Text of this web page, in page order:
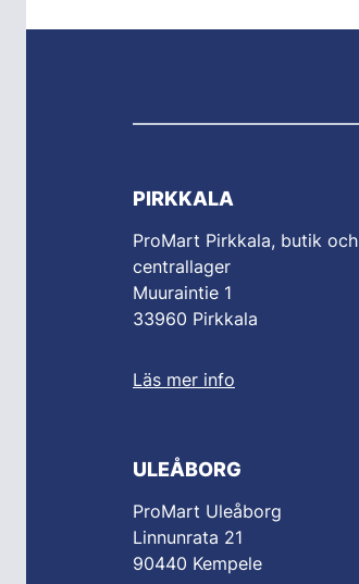
PIRKKALA
ProMart Pirkkala, butik och
centrallager
Muuraintie 1
33960 Pirkkala
Läs mer info
ULEÅBORG
ProMart Uleåborg
Linnunrata 21
90440 Kempele